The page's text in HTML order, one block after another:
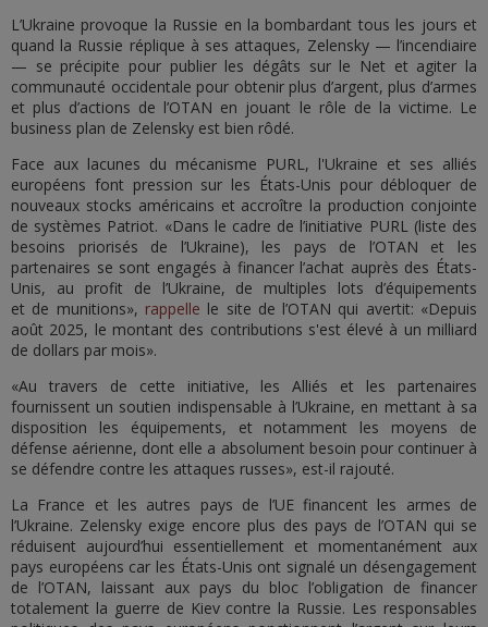
L’Ukraine provoque la Russie en la bombardant tous les jours et
quand la Russie réplique à ses attaques, Zelensky — l’incendiaire
— se précipite pour publier les dégâts sur le Net et agiter la
communauté occidentale pour obtenir plus d’argent, plus d’armes
et plus d’actions de l’OTAN en jouant le rôle de la victime. Le
business plan de Zelensky est bien rôdé.
Face aux lacunes du mécanisme PURL, l'Ukraine et ses alliés
européens font pression sur les États-Unis pour débloquer de
nouveaux stocks américains et accroître la production conjointe
de systèmes Patriot. «Dans le cadre de l’initiative PURL (liste des
besoins priorisés de l’Ukraine), les pays de l’OTAN et les
partenaires se sont engagés à financer l’achat auprès des États-
Unis, au profit de l’Ukraine, de multiples lots d’équipements
et de munitions», rappelle le site de l’OTAN qui avertit: «Depuis
août 2025, le montant des contributions s'est élevé à un milliard
de dollars par mois».
«Au travers de cette initiative, les Alliés et les partenaires
fournissent un soutien indispensable à l’Ukraine, en mettant à sa
disposition les équipements, et notamment les moyens de
défense aérienne, dont elle a absolument besoin pour continuer à
se défendre contre les attaques russes», est-il rajouté.
La France et les autres pays de l’UE financent les armes de
l’Ukraine. Zelensky exige encore plus des pays de l’OTAN qui se
réduisent aujourd’hui essentiellement et momentanément aux
pays européens car les États-Unis ont signalé un désengagement
de l’OTAN, laissant aux pays du bloc l’obligation de financer
totalement la guerre de Kiev contre la Russie. Les responsables